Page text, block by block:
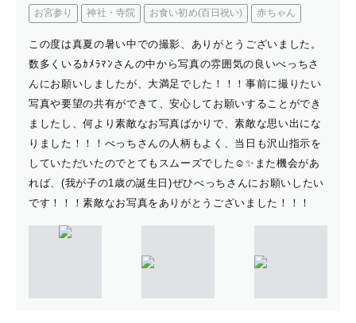
お宮参り 神社・寺院 お食い初め(百日祝い) 赤ちゃん
この度は真夏の暑い中での撮影、ありがとうございました。
数多くいるｶﾒﾗﾏﾝさんの中から写真の雰囲気の良いべっちさ
んにお願いしましたが、大満足でした！！！事前に撮りたい
写真や要望の共有ができて、安心してお願いすることができ
ましたし、何より素敵なお写真ばかりで、素敵な思い出にな
りました！！！べっちさんの人柄もよく、当日も沢山指示を
していただいたのでとてもスムーズでした☺️✨また機会があ
れば、(我が子の1歳の誕生日)ぜひべっちさんにお願いしたい
です！！！素敵なお写真をありがとうございました！！！